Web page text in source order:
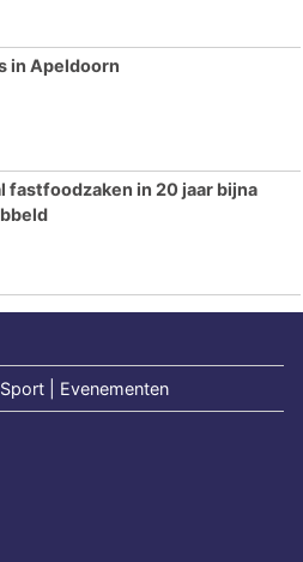
in Apeldoorn
fastfoodzaken in 20 jaar bijna
| Evenementen